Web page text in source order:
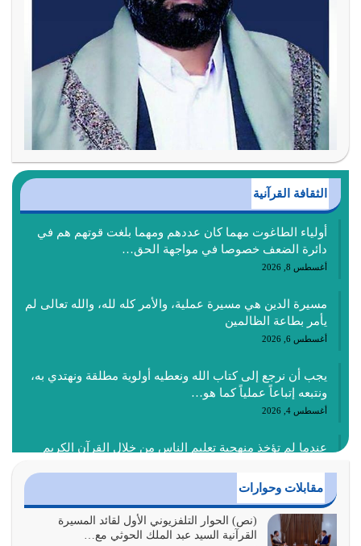
الثقافة القرآنية
أولياء الطاغوت مهما كان عددهم ومهما بلغت قوتهم هم في
دائرة الضعف خصوصا في مواجهة الحق…
أغسطس 8, 2026
مسيرة الدين هي مسيرة عملية، والأمر كله لله، والله تعالى لم
يأمر بطاعة الظالمين
أغسطس 6, 2026
يجب أن نرجع إلى كتاب الله ونعطيه أولوية مطلقة ونهتدي به،
ونتبعه إتباعاً عملياً كما هو…
أغسطس 4, 2026
عندما لم تؤخذ منهجية تعليم الناس من خلال القرآن الكريم
أغسطس 3, 2026
الغاية من الصلاة هو ذكر الله (أقم الصلاة لذكري) إضافة إلى
{وَأَعِدُّوا لَهُمْ مَا…
مقابلات وحوارات
(نص) الحوار التلفزيوني الأول لقائد المسيرة
القرآنية السيد عبد الملك الحوثي مع…